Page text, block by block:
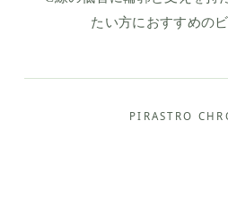
たい方におすすめの
PIRASTRO